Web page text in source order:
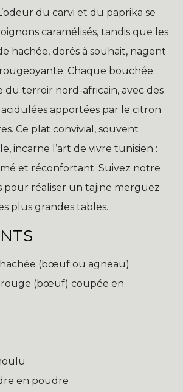
du carvi et du paprika se
caramélisés, tandis que les
hachée, dorés à souhait, nagent
Chaque bouchée
du terroir nord-africain, avec des
apportées par le citron
Ce plat convivial, souvent
incarne l’art de vivre tunisien :
et réconfortant. Suivez notre
pour réaliser un tajine merguez
plus grandes tables.
(bœuf ou agneau)
rouge (bœuf) coupée en
en poudre